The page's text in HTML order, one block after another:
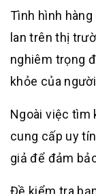
Tình hình
lan trên thị
nghiêm trọng
khỏe của
Ngoài việc tìm
cung cấp uy
giả để đảm
Đề kiểm tra